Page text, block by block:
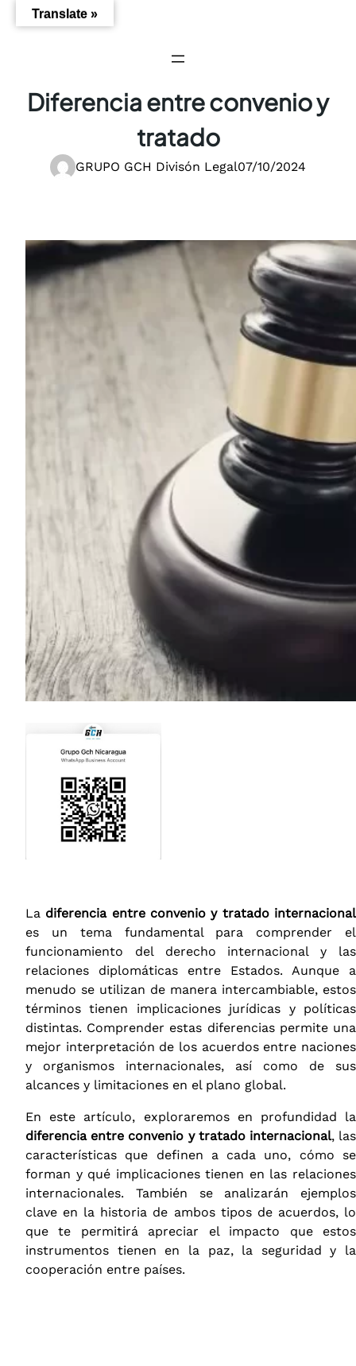
Saltar
Diferencia entre convenio y
tratado
GRUPO GCH Divisón Legal07/10/2024
La diferencia entre convenio y tratado internacional
es un tema fundamental para comprender el
funcionamiento del derecho internacional y las
relaciones diplomáticas entre Estados. Aunque a
menudo se utilizan de manera intercambiable, estos
términos tienen implicaciones jurídicas y políticas
distintas. Comprender estas diferencias permite una
mejor interpretación de los acuerdos entre naciones
y organismos internacionales, así como de sus
alcances y limitaciones en el plano global.
En este artículo, exploraremos en profundidad la
diferencia entre convenio y tratado internacional, las
características que definen a cada uno, cómo se
forman y qué implicaciones tienen en las relaciones
internacionales. También se analizarán ejemplos
clave en la historia de ambos tipos de acuerdos, lo
que te permitirá apreciar el impacto que estos
instrumentos tienen en la paz, la seguridad y la
cooperación entre países.
Translate »